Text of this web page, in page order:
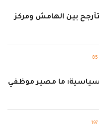
بين الهامش ومركز
85
ما مصير موظفي
197